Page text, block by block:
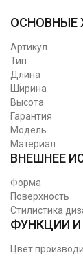
ОСНОВНЫЕ
Артикул
Тип
Длина
Ширина
Высота
Гарантия
Модель
Материал
ВНЕШНЕЕ
Форма
Поверхность
Стилистика
ФУНКЦИИ
Цвет